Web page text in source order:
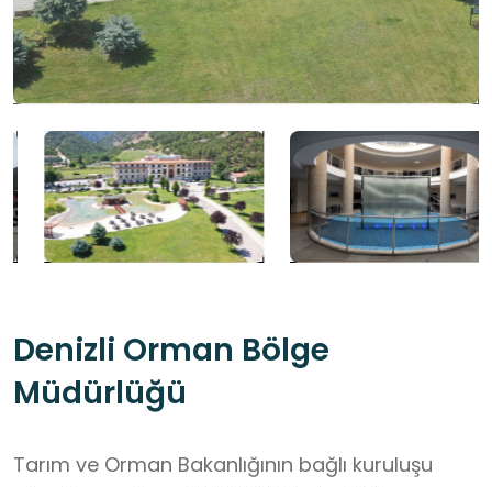
Denizli Orman Bölge
Müdürlüğü
Tarım ve Orman Bakanlığının bağlı kuruluşu